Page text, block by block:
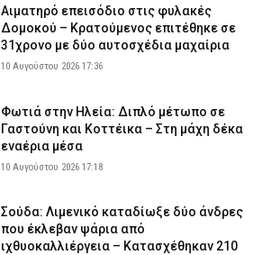
Αιματηρό επεισόδιο στις φυλακές
Δομοκού – Κρατούμενος επιτέθηκε σε
31χρονο με δύο αυτοσχέδια μαχαίρια
10 Αυγούστου 2026 17:36
Φωτιά στην Ηλεία: Διπλό μέτωπο σε
Γαστούνη και Κοττέικα – Στη μάχη δέκα
εναέρια μέσα
10 Αυγούστου 2026 17:18
Σούδα: Λιμενικό καταδίωξε δύο άνδρες
που έκλεβαν ψάρια από
ιχθυοκαλλιέργεια – Κατασχέθηκαν 210